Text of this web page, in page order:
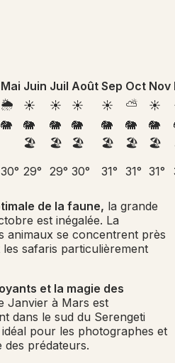
Mai Juin Juil Août Sep Oct Nov
🌦️ ☀️ ☀️ ☀️ ☀️ ⛅ ☀️
🐘 🐘 🐘 🐘 🐘 🐘 🐘
🏖️ 🏖️ 🏖️ 🏖️ 🏖️ 🏖️
30° 29° 29° 30° 31° 31° 31°
de la faune, la grande
est inégalée. La
animaux se concentrent près
safaris particulièrement
et la magie des
Janvier à Mars est
dans le sud du Serengeti
pour les photographes et
prédateurs.